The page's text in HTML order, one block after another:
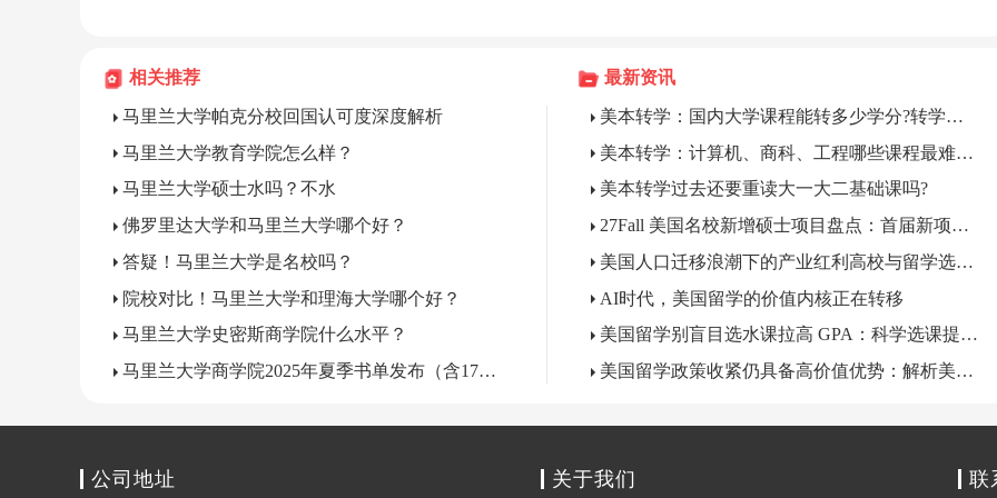
相关推荐 最新资讯
马里兰大学帕克分校回国认可度深度解析
马里兰大学教育学院怎么样？
马里兰大学硕士水吗？不水
佛罗里达大学和马里兰大学哪个好？
答疑！马里兰大学是名校吗？
院校对比！马里兰大学和理海大学哪个好？
马里兰大学史密斯商学院什么水平？
马里兰大学商学院2025年夏季书单发布（含17本名著）
美本转学：国内大学课程能转多少学分?转学分少要多读一年怎么办?
美本转学：计算机、商科、工程哪些课程最难转学分?
美本转学过去还要重读大一大二基础课吗?
27Fall 美国名校新增硕士项目盘点：首届新项目申请机遇解析
美国人口迁移浪潮下的产业红利高校与留学选校新逻辑
AI时代，美国留学的价值内核正在转移
美国留学别盲目选水课拉高 GPA：科学选课提升求职竞争力
美国留学政策收紧仍具备高价值优势：解析美国留学持续吸引力
公司地址 关于我们 联